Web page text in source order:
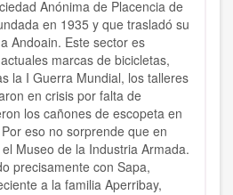
Anónima de Placencia de
en 1935 y que trasladó su
Andoain. Este sector es
marcas de bicicletas,
la I Guerra Mundial, los talleres
en crisis por falta de
los cañones de escopeta en
eso no sorprende que en
Museo de la Industria Armada.
precisamente con Sapa,
a la familia Aperribay,